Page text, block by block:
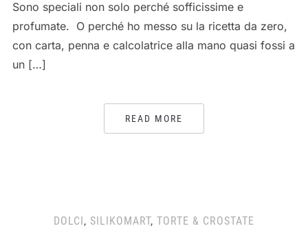
Sono speciali non solo perché sofficissime e
profumate. O perché ho messo su la ricetta da zero,
con carta, penna e calcolatrice alla mano quasi fossi a
un […]
READ MORE
DOLCI, SILIKOMART, TORTE & CROSTATE